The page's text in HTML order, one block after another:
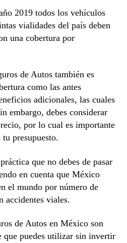
2019 todos los vehículos
vialidades del país deben
una cobertura por
de Autos también es
como las antes
adicionales, las cuales
embargo, debes considerar
por lo cual es importante
presupuesto.
que no debes de pasar
en cuenta que México
el mundo por número de
accidentes viales.
de Autos en México son
que puedes utilizar sin invertir